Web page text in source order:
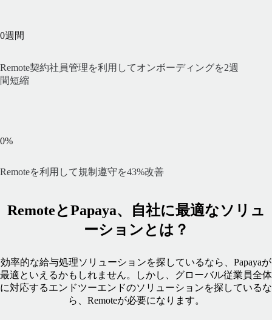
0週間
Remote契約社員管理を利用してオンボーディングを2週
間短縮
0%
Remoteを利用して規制遵守を43%改善
RemoteとPapaya、自社に最適なソリュ
ーションとは？
効率的な給与処理ソリューションを探しているなら、Papayaが
最適といえるかもしれません。しかし、グローバル従業員全体
に対応するエンドツーエンドのソリューションを探しているな
ら、Remoteが必要になります。